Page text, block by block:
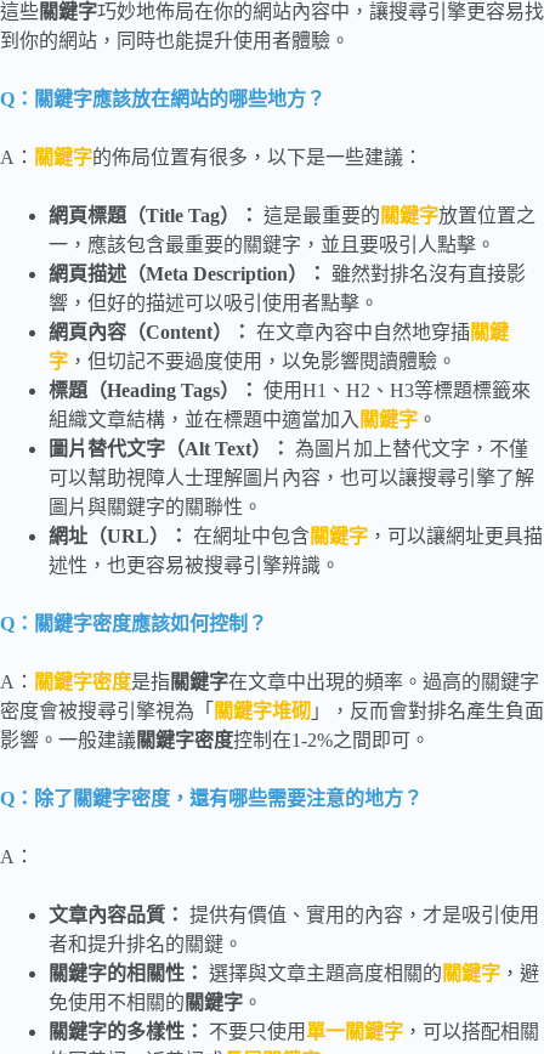
這些關鍵字巧妙地佈局在你的網站內容中，讓搜尋引擎更容易找
到你的網站，同時也能提升使用者體驗。
Q：關鍵字應該放在網站的哪些地方？
A： 關鍵字的佈局位置有很多，以下是一些建議：
網頁標題（Title Tag）： 這是最重要的 關鍵字放置位置之
一，應該包含最重要的關鍵字，並且要吸引人點擊。
網頁描述（Meta Description）：
雖然對排名沒有直接影
響，但好的描述可以吸引使用者點擊。
網頁內容（Content）： 在文章內容中自然地穿插關鍵
字 ，但切記不要過度使用，以免影響閱讀體驗。
標題（Heading Tags）： 使用H1、H2、H3等標題標籤來
組織文章結構，並在標題中適當加入 關鍵字 。
圖片替代文字（Alt Text）： 為圖片加上替代文字，不僅
可以幫助視障人士理解圖片內容，也可以讓搜尋引擎了解
圖片與關鍵字的關聯性。
網址（URL）： 在網址中包含 關鍵字 ，可以讓網址更具描
述性，也更容易被搜尋引擎辨識。
Q：關鍵字密度應該如何控制？
A： 關鍵字密度是指關鍵字在文章中出現的頻率。過高的關鍵字
密度會被搜尋引擎視為「 關鍵字堆砌 」，反而會對排名產生負面
影響。一般建議關鍵字密度控制在1-2%之間即可。
Q：除了關鍵字密度，還有哪些需要注意的地方？
A：
文章內容品質： 提供有價值、實用的內容，才是吸引使用
者和提升排名的關鍵。
關鍵字的相關性： 選擇與文章主題高度相關的 關鍵字 ，避
免使用不相關的 關鍵字 。
關鍵字的多樣性：
不要只使用 單一關鍵字 ，可以搭配相關